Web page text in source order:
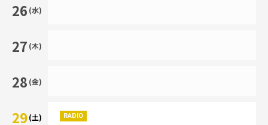
26 (水)
27 (木)
28 (金)
29(土) RADIO